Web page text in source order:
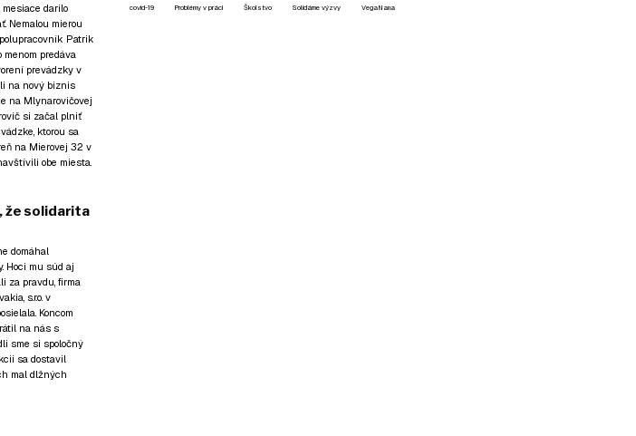
darilo
Nemalou mierou
Patrik
menom predáva
prevádzky v
na nový biznis
na Mlynarovičovej
si začal plniť
ktorou sa
na Mierovej 32 v
obe miesta.
že solidarita
domáhal
Hoci mu súd aj
za pravdu, firma
s.r.o. v
Koncom
na nás s
sme si spoločný
sa dostavil
mal dlžných
covid-19 Problémy v práci Školstvo Solidárne výzvy VegaNana